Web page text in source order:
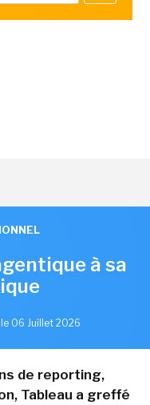
à sa
06 Juillet 2026
de reporting,
Tableau a greffé